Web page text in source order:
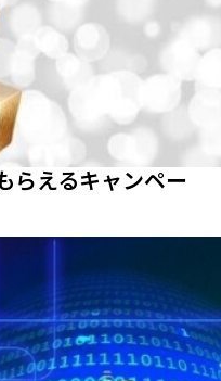
らえるキャンペー